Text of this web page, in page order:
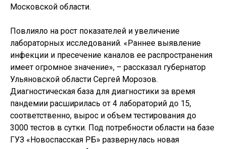
Московской области.
Повлияло на рост показателей и увеличение
лабораторных исследований. «Раннее выявление
инфекции и пресечение каналов ее распространения
имеет огромное значение», – рассказал губернатор
Ульяновской области Сергей Морозов.
Диагностическая база для диагностики за время
пандемии расширилась от 4 лабораторий до 15,
соответственно, вырос и объем тестирования до
3000 тестов в сутки. Под потребности области на базе
ГУЗ «Новоспасская РБ» развернулась новая